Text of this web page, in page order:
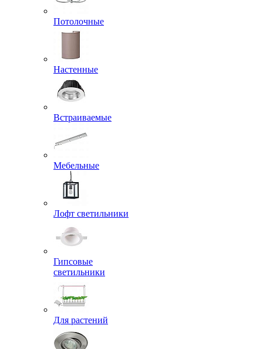
Потолочные
Настенные
Встраиваемые
Мебельные
Лофт светильники
Гипсовые
светильники
Для растений